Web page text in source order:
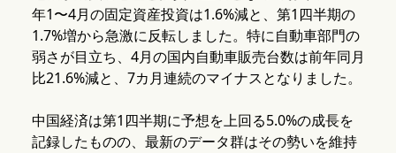
年1〜4月の固定資産投資は1.6%減と、第1四半期の
1.7%増から急激に反転しました。特に自動車部門の
弱さが目立ち、4月の国内自動車販売台数は前年同月
比21.6%減と、7カ月連続のマイナスとなりました。
中国経済は第1四半期に予想を上回る5.0%の成長を
記録したものの、最新のデータ群はその勢いを維持